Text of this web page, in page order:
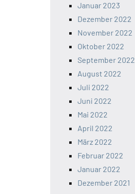
Januar 2023
Dezember 2022
November 2022
Oktober 2022
September 2022
August 2022
Juli 2022
Juni 2022
Mai 2022
April 2022
März 2022
Februar 2022
Januar 2022
Dezember 2021